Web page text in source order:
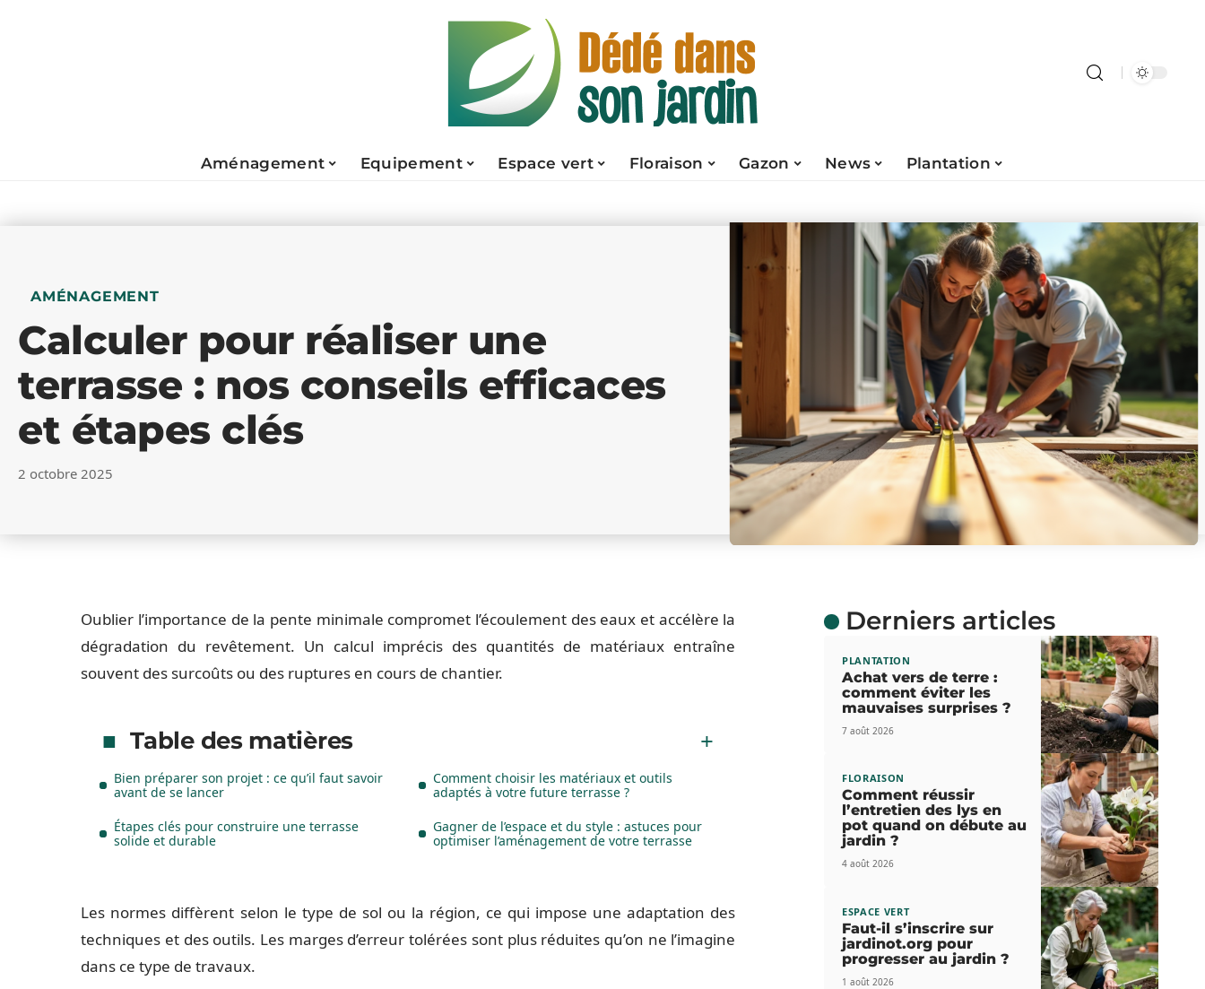
Aménagement Equipement Espace vert Floraison Gazon News Plantation
AMÉNAGEMENT
Calculer pour réaliser une
terrasse : nos conseils efficaces
et étapes clés
2 octobre 2025
Oublier l’importance de la pente minimale compromet l’écoulement des eaux et accélère la
dégradation du revêtement. Un calcul imprécis des quantités de matériaux entraîne
souvent des surcoûts ou des ruptures en cours de chantier.
Table des matières
Bien préparer son projet : ce qu’il faut savoir
avant de se lancer
Comment choisir les matériaux et outils
adaptés à votre future terrasse ?
Étapes clés pour construire une terrasse
solide et durable
Gagner de l’espace et du style : astuces pour
optimiser l’aménagement de votre terrasse
Les normes diffèrent selon le type de sol ou la région, ce qui impose une adaptation des
techniques et des outils. Les marges d’erreur tolérées sont plus réduites qu’on ne l’imagine
dans ce type de travaux.
Derniers articles
PLANTATION
Achat vers de terre :
comment éviter les
mauvaises surprises ?
7 août 2026
FLORAISON
Comment réussir
l’entretien des lys en
pot quand on débute au
jardin ?
4 août 2026
ESPACE VERT
Faut-il s’inscrire sur
jardinot.org pour
progresser au jardin ?
1 août 2026